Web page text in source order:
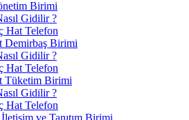
Birimi
Gidilir ?
Hat Telefon
Demirbaş Birimi
Gidilir ?
Hat Telefon
Tüketim Birimi
Gidilir ?
Hat Telefon
İletişim ve Tanıtım Birimi